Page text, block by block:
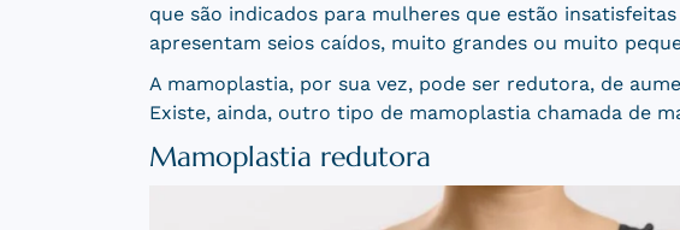
que são indicados para mulheres que estão
apresentam seios caídos, muito grandes ou muito
A mamoplastia, por sua vez, pode ser redutora, de
Existe, ainda, outro tipo de mamoplastia chamada de
Mamoplastia redutora